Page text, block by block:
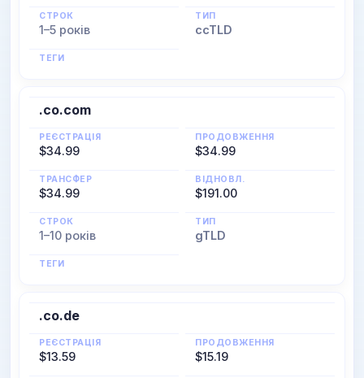
СТРОК
1–5 років
ТИП
ccTLD
ТЕГИ
.co.com
РЕЄСТРАЦІЯ
$34.99
ПРОДОВЖЕННЯ
$34.99
ТРАНСФЕР
$34.99
ВІДНОВЛ.
$191.00
СТРОК
1–10 років
ТИП
gTLD
ТЕГИ
.co.de
РЕЄСТРАЦІЯ
$13.59
ПРОДОВЖЕННЯ
$15.19